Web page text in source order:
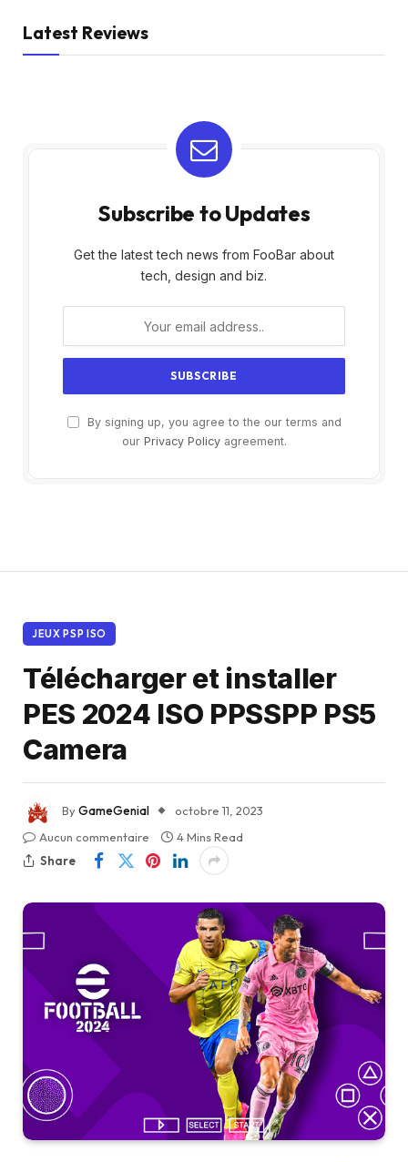
Latest Reviews
Subscribe to Updates
Get the latest tech news from FooBar about
tech, design and biz.
By signing up, you agree to the our terms and
our Privacy Policyagreement.
JEUX PSP ISO
Télécharger et installer
PES 2024 ISO PPSSPP PS5
Camera
ByGameGenial
octobre 11, 2023
Aucun commentaire
4 Mins Read
Share